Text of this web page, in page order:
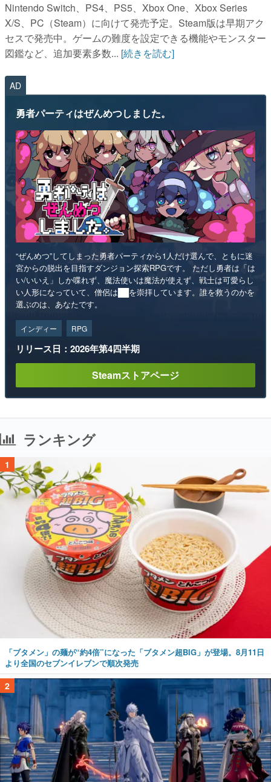
Nintendo Switch、PS4、PS5、Xbox One、Xbox Series
X/S、PC（Steam）に向けて発売予定。Steam版は早期アク
セスで発売中。ゲームの難度を設定できる機能やモンスター
図鑑など、追加要素多数... [続きを読む]
AD
勇者パーティはぜんめつしました。
“ぜんめつ”してしまった勇者パーティから1人だけ選んで、ともに迷
宮からの脱出を目指すダンジョン探索RPGです。 ただし勇者は「は
い/いいえ」しか喋れず、魔法使いは魔法が使えず、戦士は可愛らし
い人形になっていて、僧侶は██を崇拝しています。誰を救うのかを
選ぶのは、あなたです。
インディー RPG
リリース日：2026年第4四半期
Steamストアページ
ランキング
1
「ブタメン」の麺が“約4倍”になった「ブタメン超BIG」が登場。8月11日
より全国のセブンイレブンで順次発売
2